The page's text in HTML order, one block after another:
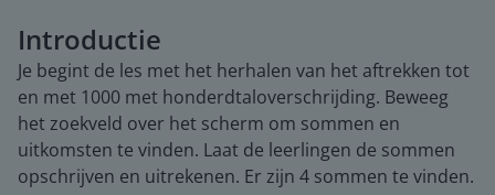
Introductie
Je begint de les met het herhalen van het aftrekken tot
en met 1000 met honderdtaloverschrijding. Beweeg
het zoekveld over het scherm om sommen en
uitkomsten te vinden. Laat de leerlingen de sommen
opschrijven en uitrekenen. Er zijn 4 sommen te vinden.